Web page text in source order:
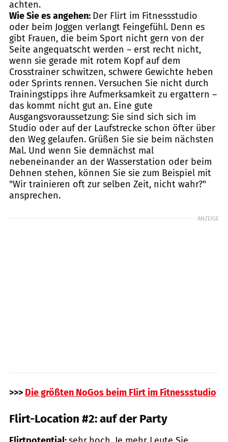
achten.
Wie Sie es angehen: Der Flirt im Fitnessstudio
oder beim Joggen verlangt Feingefühl. Denn es
gibt Frauen, die beim Sport nicht gern von der
Seite angequatscht werden – erst recht nicht,
wenn sie gerade mit rotem Kopf auf dem
Crosstrainer schwitzen, schwere Gewichte heben
oder Sprints rennen. Versuchen Sie nicht durch
Trainingstipps ihre Aufmerksamkeit zu ergattern –
das kommt nicht gut an. Eine gute
Ausgangsvoraussetzung: Sie sind sich sich im
Studio oder auf der Laufstrecke schon öfter über
den Weg gelaufen. Grüßen Sie sie beim nächsten
Mal. Und wenn Sie demnächst mal
nebeneinander an der Wasserstation oder beim
Dehnen stehen, können Sie sie zum Beispiel mit
"Wir trainieren oft zur selben Zeit, nicht wahr?"
ansprechen.
ANZEIGE
>>> Die größten NoGos beim Flirt im Fitnessstudio
Flirt-Location #2: auf der Party